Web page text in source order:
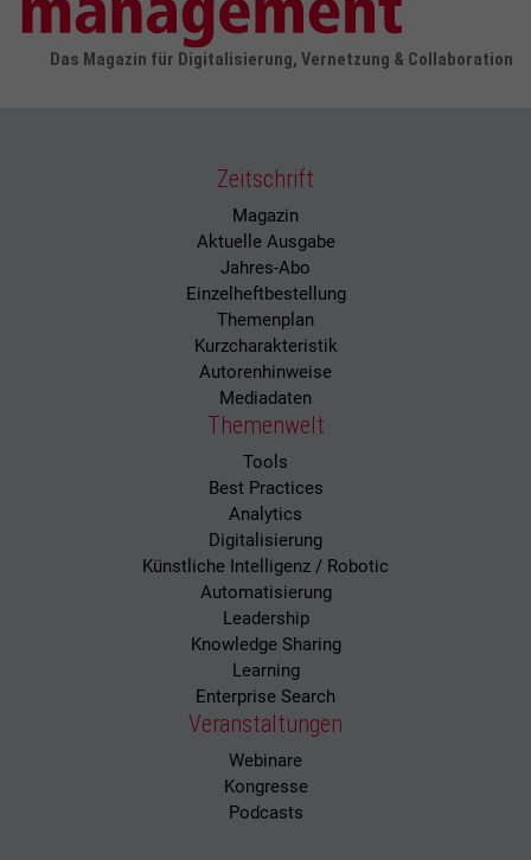
Das Magazin für Digitalisierung, Vernetzung & Collaboration
Zeitschrift
Magazin
Aktuelle Ausgabe
Jahres-Abo
Einzelheftbestellung
Themenplan
Kurzcharakteristik
Autorenhinweise
Mediadaten
Themenwelt
Tools
Best Practices
Analytics
Digitalisierung
Künstliche Intelligenz / Robotic
Automatisierung
Leadership
Knowledge Sharing
Learning
Enterprise Search
Veranstaltungen
Webinare
Kongresse
Podcasts